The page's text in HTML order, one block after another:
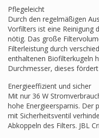
Pflegeleicht
Durch den regelmäßigen
Vorfilters ist eine Reinigung
nötig. Das große
Filterleistung durch
enthaltenen Biofilterkugeln
Durchmesser, dieses
Energieeffizient und sicher
Mit nur 36 W
hohe Energieersparnis. Der
mit Sicherheitsventil
Abkoppeln des Filters. JBL